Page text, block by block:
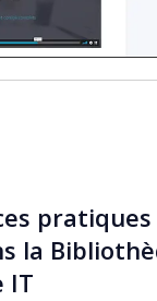
la
IT